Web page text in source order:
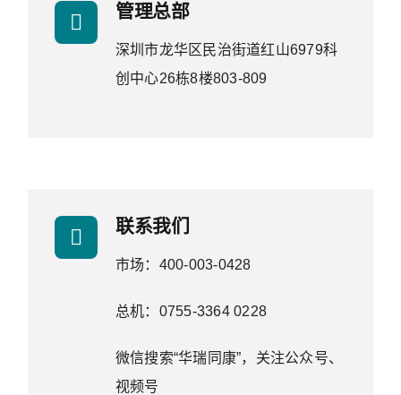
管理总部
深圳市龙华区民治街道红山6979科
创中心26栋8楼803-809
联系我们
市场：400-003-0428
总机：0755-3364 0228
微信搜索“华瑞同康”，关注公众号、
视频号